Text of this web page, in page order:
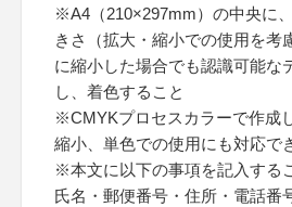
※A4（210×297mm）の中央に
きさ（拡大・縮小での使用を考
に縮小した場合でも認識可能な
し、着色すること
※CMYKプロセスカラーで作成
縮小、単色での使用にも対応で
※本文に以下の事項を記入する
氏名・郵便番号・住所・電話番